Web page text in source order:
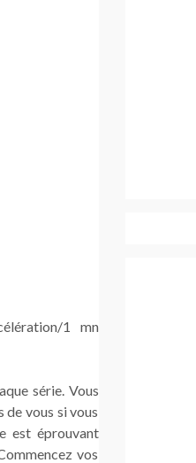
1 mn
série. Vous
de vous si vous
est éprouvant
vos